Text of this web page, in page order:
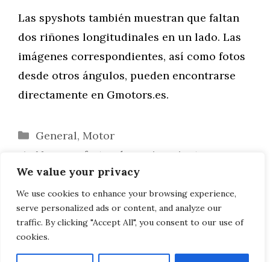
We value your privacy
We use cookies to enhance your browsing experience,
serve personalized ads or content, and analyze our
traffic. By clicking "Accept All", you consent to our use of
cookies.
Las spyshots también muestran que faltan
dos riñones longitudinales en un lado. Las
imágenes correspondientes, así como fotos
desde otros ángulos, pueden encontrarse
directamente en Gmotors.es.
Categorías
General, Motor
Nuevas ofertas de equipamiento para
BMW X5 y X6 a partir de marzo de 2011
Vídeo: La historia de los roadsters BMW
desde el 3/15 CV hasta el Z4 E89